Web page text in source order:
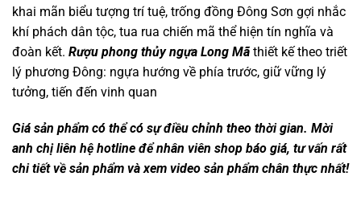
khai mãn biểu tượng trí tuệ, trống đồng Đông Sơn gợi nhắc
khí phách dân tộc, tua rua chiến mã thể hiện tín nghĩa và
đoàn kết. Rượu phong thủy ngựa Long Mã thiết kế theo triết
lý phương Đông: ngựa hướng về phía trước, giữ vững lý
tưởng, tiến đến vinh quan
Giá sản phẩm có thể có sự điều chỉnh theo thời gian. Mời
anh chị liên hệ hotline để nhân viên shop báo giá, tư vấn rất
chi tiết về sản phẩm và xem video sản phẩm chân thực nhất!